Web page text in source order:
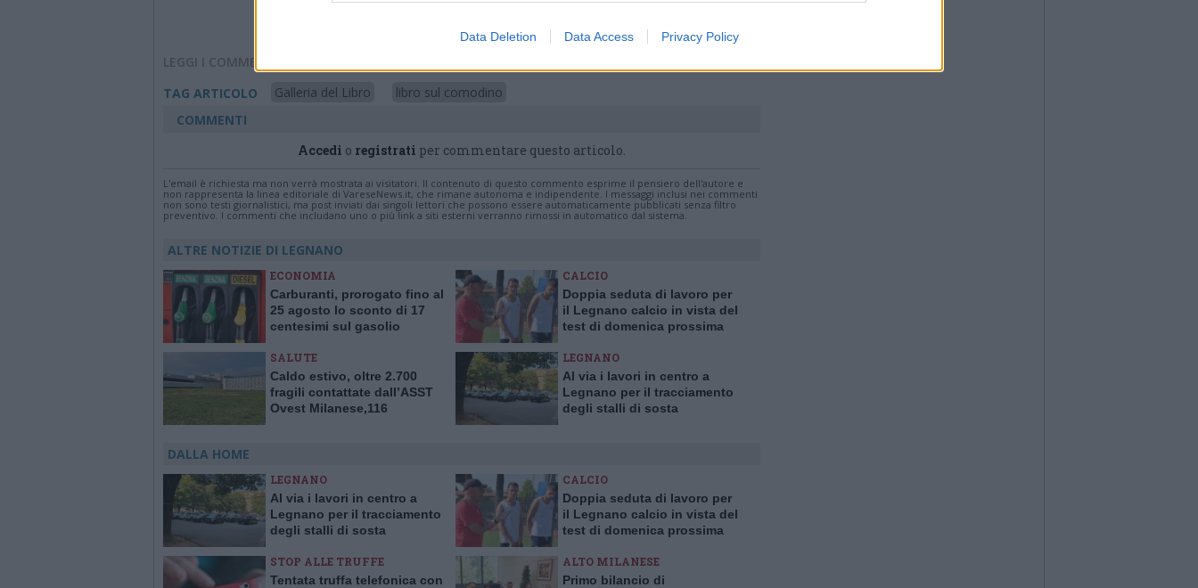
Data Deletion Data Access Privacy Policy
LEGGI I COMMENTI
TAG ARTICOLO
Galleria del Libro
libro sul comodino
COMMENTI
Accedi o registrati per commentare questo articolo.
L'email è richiesta ma non verrà mostrata ai visitatori. Il contenuto di questo commento esprime il pensiero dell'autore e
non rappresenta la linea editoriale di VareseNews.it, che rimane autonoma e indipendente. I messaggi inclusi nei commenti
non sono testi giornalistici, ma post inviati dai singoli lettori che possono essere automaticamente pubblicati senza filtro
preventivo. I commenti che includano uno o più link a siti esterni verranno rimossi in automatico dal sistema.
ALTRE NOTIZIE DI LEGNANO
ECONOMIA
Carburanti, prorogato fino al
25 agosto lo sconto di 17
centesimi sul gasolio
CALCIO
Doppia seduta di lavoro per
il Legnano calcio in vista del
test di domenica prossima
SALUTE
Caldo estivo, oltre 2.700
fragili contattate dall’ASST
Ovest Milanese,116
LEGNANO
Al via i lavori in centro a
Legnano per il tracciamento
degli stalli di sosta
DALLA HOME
LEGNANO
Al via i lavori in centro a
Legnano per il tracciamento
degli stalli di sosta
CALCIO
Doppia seduta di lavoro per
il Legnano calcio in vista del
test di domenica prossima
STOP ALLE TRUFFE
Tentata truffa telefonica con
ALTO MILANESE
Primo bilancio di